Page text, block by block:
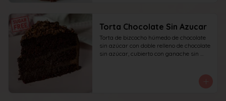
Torta Chocolate Sin Azucar
Torta de bizcocho húmedo de chocolate
sin azúcar con doble relleno de chocolate
sin azúcar, cubierto con ganache sin